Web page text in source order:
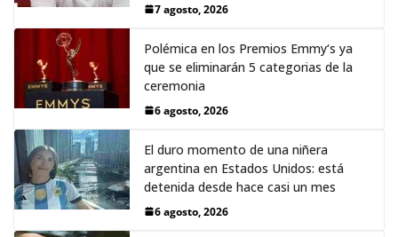
7 agosto, 2026
Polémica en los Premios Emmy‘s ya
que se eliminarán 5 categorias de la
ceremonia
6 agosto, 2026
El duro momento de una niñera
argentina en Estados Unidos: está
detenida desde hace casi un mes
6 agosto, 2026